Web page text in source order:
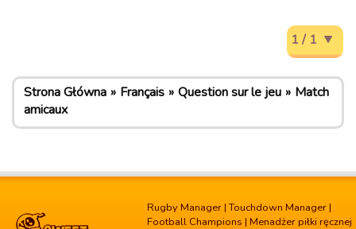
1 / 1
Strona Główna Français Question sur le jeu
Match
amicaux
Rugby Manager |Touchdown Manager |
Football Champions | Menadżer piłki ręcznej